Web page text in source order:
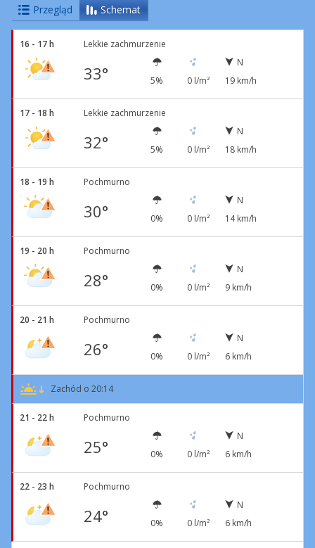
Przegląd Schemat
16 - 17 h Lekkie zachmurzenie
33° 5% 0 l/m²
N
19 km/h
17 - 18 h Lekkie zachmurzenie
32° 5% 0 l/m²
N
18 km/h
18 - 19 h Pochmurno
30° 0% 0 l/m²
N
14 km/h
19 - 20 h Pochmurno
28° 0% 0 l/m²
N
9 km/h
20 - 21 h Pochmurno
26° 0% 0 l/m²
N
6 km/h
Zachód o 20:14
21 - 22 h Pochmurno
25° 0% 0 l/m²
N
6 km/h
22 - 23 h Pochmurno
24° 0% 0 l/m²
N
6 km/h